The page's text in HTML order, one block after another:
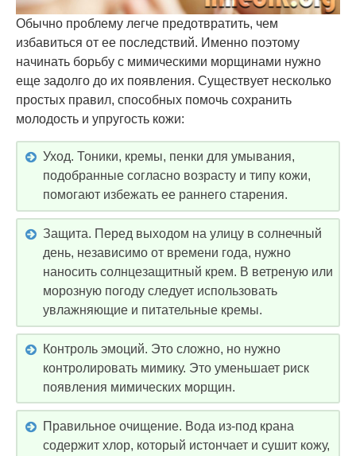
Обычно проблему легче предотвратить, чем
избавиться от ее последствий. Именно поэтому
начинать борьбу с мимическими морщинами нужно
еще задолго до их появления. Существует несколько
простых правил, способных помочь сохранить
молодость и упругость кожи:
Уход. Тоники, кремы, пенки для умывания,
подобранные согласно возрасту и типу кожи,
помогают избежать ее раннего старения.
Защита. Перед выходом на улицу в солнечный
день, независимо от времени года, нужно
наносить солнцезащитный крем. В ветреную или
морозную погоду следует использовать
увлажняющие и питательные кремы.
Контроль эмоций. Это сложно, но нужно
контролировать мимику. Это уменьшает риск
появления мимических морщин.
Правильное очищение. Вода из-под крана
содержит хлор, который истончает и сушит кожу,